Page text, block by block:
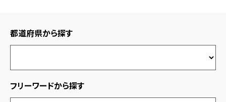
都道府県から探す
フリーワードから探す